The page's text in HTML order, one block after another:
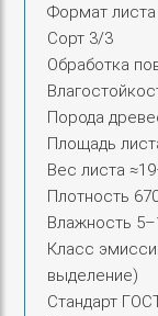
Формат
Сорт 3/3
Обработка
Порода
Площадь
Вес листа
Плотность
Влажность
Класс
выделение)
Стандарт